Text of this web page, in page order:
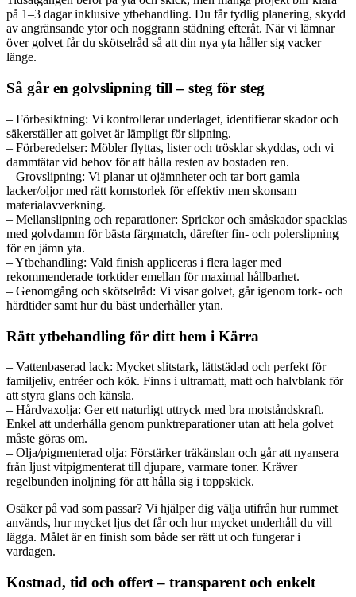
på 1–3 dagar inklusive ytbehandling. Du får tydlig planering, skydd
av angränsande ytor och noggrann städning efteråt. När vi lämnar
över golvet får du skötselråd så att din nya yta håller sig vacker
länge.
Så går en golvslipning till – steg för steg
– Förbesiktning: Vi kontrollerar underlaget, identifierar skador och
säkerställer att golvet är lämpligt för slipning.
– Förberedelser: Möbler flyttas, lister och trösklar skyddas, och vi
dammtätar vid behov för att hålla resten av bostaden ren.
– Grovslipning: Vi planar ut ojämnheter och tar bort gamla
lacker/oljor med rätt kornstorlek för effektiv men skonsam
materialavverkning.
– Mellanslipning och reparationer: Sprickor och småskador spacklas
med golvdamm för bästa färgmatch, därefter fin- och polerslipning
för en jämn yta.
– Ytbehandling: Vald finish appliceras i flera lager med
rekommenderade torktider emellan för maximal hållbarhet.
– Genomgång och skötselråd: Vi visar golvet, går igenom tork- och
härdtider samt hur du bäst underhåller ytan.
Rätt ytbehandling för ditt hem i Kärra
– Vattenbaserad lack: Mycket slitstark, lättstädad och perfekt för
familjeliv, entréer och kök. Finns i ultramatt, matt och halvblank för
att styra glans och känsla.
– Hårdvaxolja: Ger ett naturligt uttryck med bra motståndskraft.
Enkel att underhålla genom punktreparationer utan att hela golvet
måste göras om.
– Olja/pigmenterad olja: Förstärker träkänslan och går att nyansera
från ljust vitpigmenterat till djupare, varmare toner. Kräver
regelbunden inoljning för att hålla sig i toppskick.
Osäker på vad som passar? Vi hjälper dig välja utifrån hur rummet
används, hur mycket ljus det får och hur mycket underhåll du vill
lägga. Målet är en finish som både ser rätt ut och fungerar i
vardagen.
Kostnad, tid och offert – transparent och enkelt